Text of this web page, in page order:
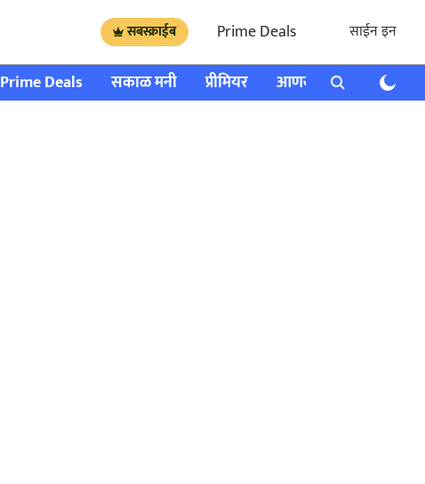
सबस्क्राईब Prime Deals साईन इन
Prime Deals सकाळ मनी प्रीमियर आणखी राशी भविष्य